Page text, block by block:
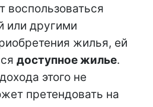
воспользоваться
или другими
жилья, ей
доступное жилье.
этого не
претендовать на